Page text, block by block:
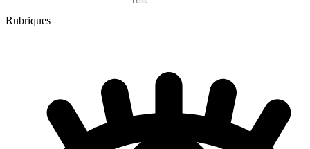
Rubriques